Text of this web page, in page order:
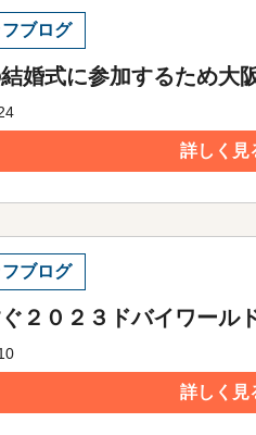
ブログ
婚式に参加するため大
詳しく見
ブログ
２０２３ドバイワール
詳しく見